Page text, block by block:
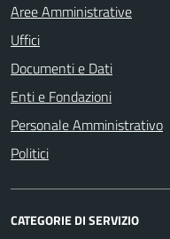
Aree Amministrative
Uffici
Documenti e Dati
Enti e Fondazioni
Personale Amministrativo
Politici
CATEGORIE DI SERVIZIO